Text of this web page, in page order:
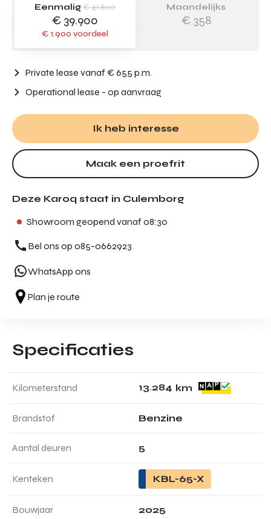
Eenmalig€ 41.800
€ 39.900
€ 1.900 voordeel
Maandelijks
€ 358
Private lease vanaf € 655 p.m.
Operational lease - op aanvraag
Ik heb interesse
Maak een proefrit
Deze Karoq staat in Culemborg
Showroom geopend vanaf 08:30
Bel ons op 085-0662923
WhatsApp ons
Plan je route
Specificaties
Kilometerstand 13.284 km
Brandstof Benzine
Aantal deuren 5
Kenteken KBL-65-X
Bouwjaar 2025